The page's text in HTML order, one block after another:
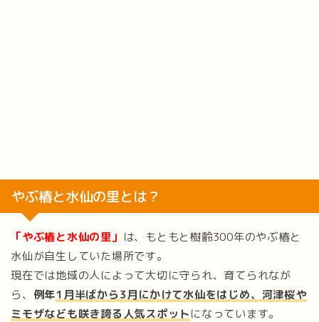
やぶ椿と水仙の里とは？
「やぶ椿と水仙の里」 は、もともと樹齢300年のやぶ椿と
水仙が自生していた場所です。
現在では地域の人によって大切に守られ、育てられなが
ら、 例年1月半ばから3月にかけて水仙をはじめ、河津桜や
ミモザなども咲き誇る人気スポットになっています。